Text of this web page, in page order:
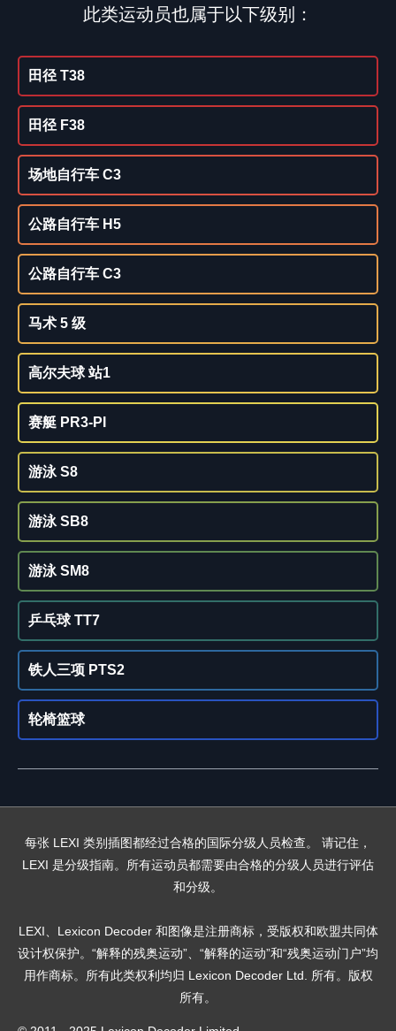
此类运动员也属于以下级别：
田径 T38
田径 F38
场地自行车 C3
公路自行车 H5
公路自行车 C3
马术 5 级
高尔夫球 站1
赛艇 PR3-PI
游泳 S8
游泳 SB8
游泳 SM8
乒乓球 TT7
铁人三项 PTS2
轮椅篮球
每张 LEXI 类别插图都经过合格的国际分级人员检查。 请记住，
LEXI 是分级指南。所有运动员都需要由合格的分级人员进行评估
和分级。
LEXI、Lexicon Decoder 和图像是注册商标，受版权和欧盟共同体
设计权保护。“解释的残奥运动”、“解释的运动”和“残奥运动门户”均
用作商标。所有此类权利均归 Lexicon Decoder Ltd. 所有。版权
所有。